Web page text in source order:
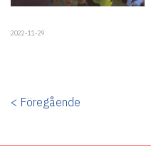
2022-11-29
< Föregående